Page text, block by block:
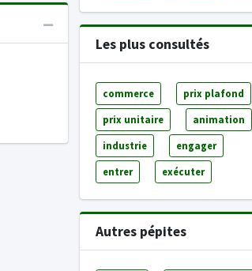
Les plus consultés
commerce prix plafond
prix unitaire animation
industrie engager
entrer exécuter
Autres pépites